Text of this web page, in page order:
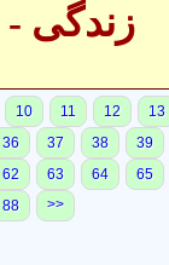
- زندگی
10 11 12
13
36 37 38
39
62 63 64
65
88 >>